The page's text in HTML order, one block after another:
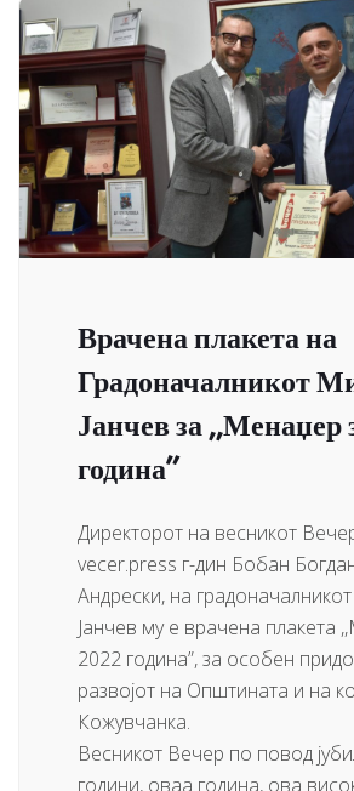
Врачена плакета на
Градоначалникот
Јанчев за ,,Менаџер
година”
Директорот на весникот
vecer.press г-дин Бобан
Андрески, на
Јанчев му е врачена плакета
2022 година”, за особен
развојот на Општината и на
Кожувчанка.
Весникот Вечер по повод
години, оваа година, ова